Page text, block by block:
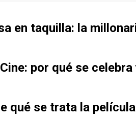
en taquilla: la
por qué se
qué se trata la